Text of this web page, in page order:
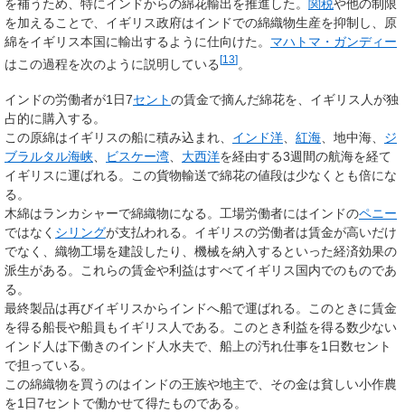
を補うため、特にインドからの綿花輸出を推進した。 関税や他の制限
を加えることで、イギリス政府はインドでの綿織物生産を抑制し、原
綿をイギリス本国に輸出するように仕向けた。 マハトマ・ガンディー
はこの過程を次のように説明している[13]。
インドの労働者が1日7セントの賃金で摘んだ綿花を、イギリス人が独
占的に購入する。
この原綿はイギリスの船に積み込まれ、 インド洋 紅海 、地中海、 ジ
ブラルタル海峡
ビスケー湾 大西洋を経由する3週間の航海を経て
イギリスに運ばれる。この貨物輸送で綿花の値段は少なくとも倍にな
る。
木綿はランカシャーで綿織物になる。工場労働者にはインドのペニー
ではなく シリングが支払われる。イギリスの労働者は賃金が高いだけ
でなく、織物工場を建設したり、機械を納入するといった経済効果の
派生がある。これらの賃金や利益はすべてイギリス国内でのものであ
る。
最終製品は再びイギリスからインドへ船で運ばれる。このときに賃金
を得る船長や船員もイギリス人である。このとき利益を得る数少ない
インド人は下働きのインド人水夫で、船上の汚れ仕事を1日数セント
で担っている。
この綿織物を買うのはインドの王族や地主で、その金は貧しい小作農
を1日7セントで働かせて得たものである。